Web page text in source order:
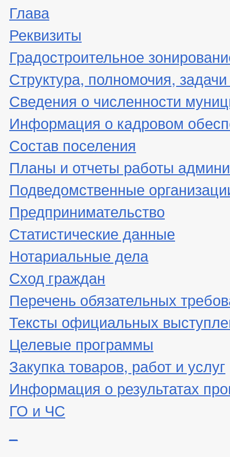
Глава
Реквизиты
Градостроительное
Структура, полномочия,
Сведения о численности
Информация о кадровом
Состав поселения
Планы и отчеты работы
Подведомственные
Предпринимательство
Статистические данные
Нотариальные дела
Сход граждан
Перечень обязательных
Тексты официальных
Целевые программы
Закупка товаров, работ и услуг
Информация о результатах
ГО и ЧС